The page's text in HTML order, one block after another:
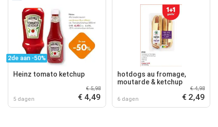
2de aan -50%
Heinz tomato ketchup
5 dagen
€ 5,98
€ 4,49
hotdogs au fromage,
moutarde & ketchup
6 dagen
€ 4,98
€ 2,49